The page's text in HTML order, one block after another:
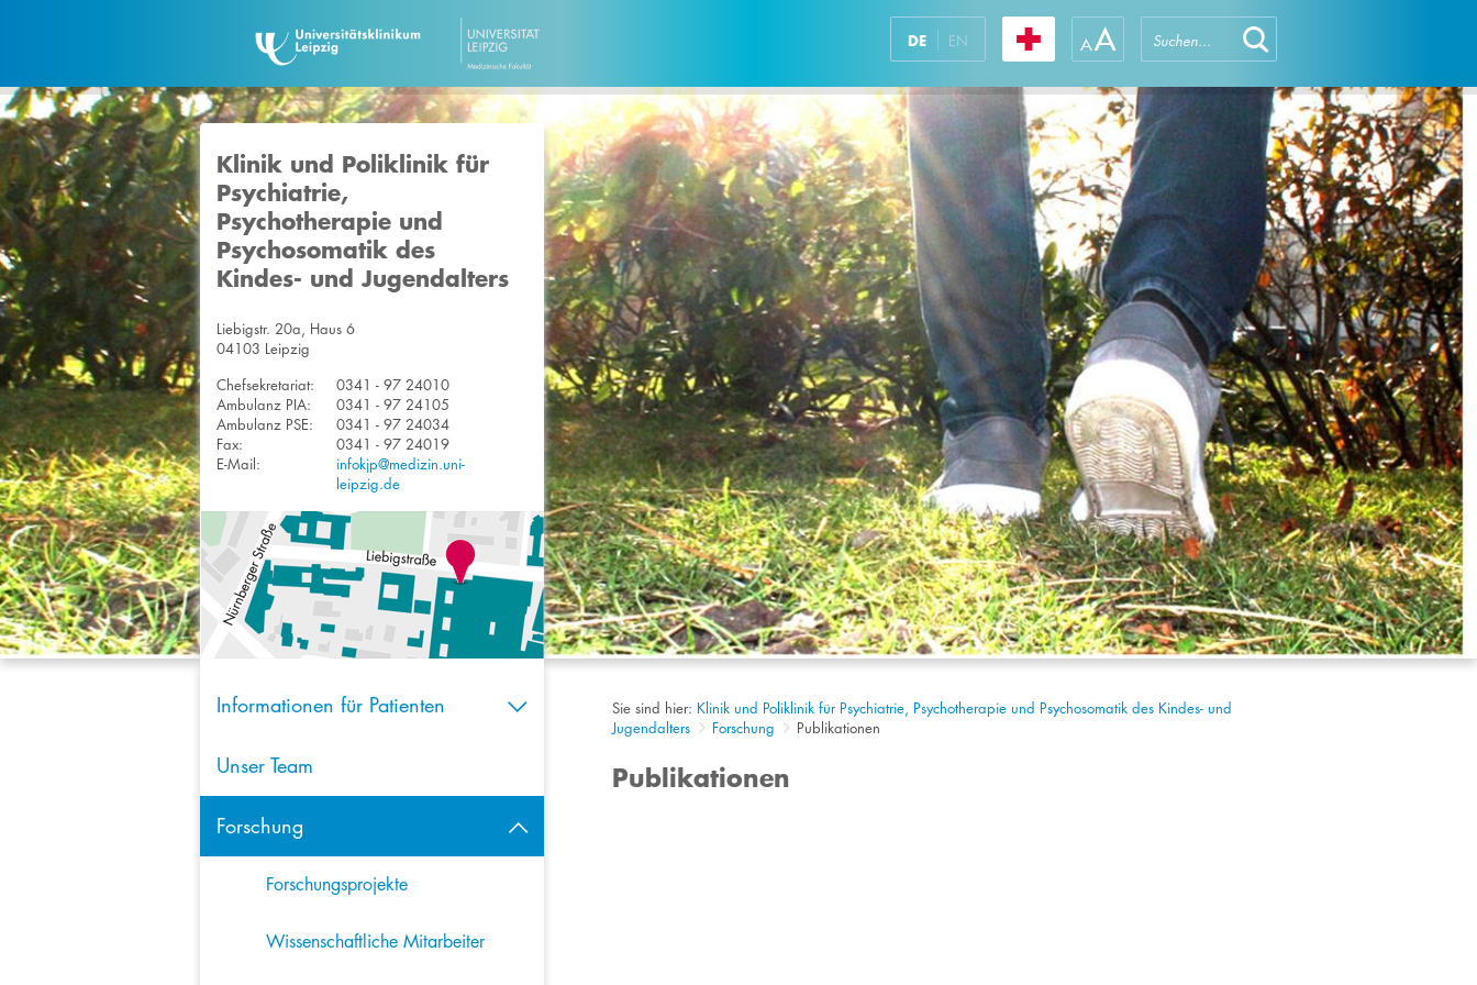
DE EN
Klinik und Poliklinik für
Psychiatrie,
Psychotherapie und
Psychosomatik des
Kindes- und Jugendalters
Liebigstr. 20a, Haus 6
04103 Leipzig
Chefsekretariat:
0341 - 97 24010
Ambulanz PIA:
0341 - 97 24105
Ambulanz PSE:
0341 - 97 24034
Fax:
0341 - 97 24019
E-Mail:
infokjp@medizin.uni-
leipzig.de
Informationen für Patienten
Unser Team
Forschung
Forschungsprojekte
Wissenschaftliche Mitarbeiter
Sie sind hier: Klinik und Poliklinik für Psychiatrie, Psychotherapie und Psychosomatik des Kindes- und
Jugendalters
Forschung Publikationen
Publikationen